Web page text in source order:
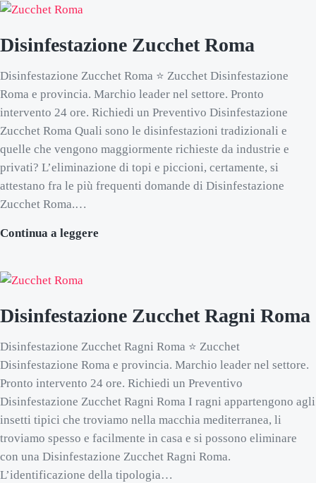
Disinfestazione Zucchet Roma
Disinfestazione Zucchet Roma ⭐ Zucchet Disinfestazione
Roma e provincia. Marchio leader nel settore. Pronto
intervento 24 ore. Richiedi un Preventivo Disinfestazione
Zucchet Roma Quali sono le disinfestazioni tradizionali e
quelle che vengono maggiormente richieste da industrie e
privati? L’eliminazione di topi e piccioni, certamente, si
attestano fra le più frequenti domande di Disinfestazione
Zucchet Roma.…
Continua a leggere
Disinfestazione Zucchet Ragni Roma
Disinfestazione Zucchet Ragni Roma ⭐ Zucchet
Disinfestazione Roma e provincia. Marchio leader nel settore.
Pronto intervento 24 ore. Richiedi un Preventivo
Disinfestazione Zucchet Ragni Roma I ragni appartengono agli
insetti tipici che troviamo nella macchia mediterranea, li
troviamo spesso e facilmente in casa e si possono eliminare
con una Disinfestazione Zucchet Ragni Roma.
L’identificazione della tipologia…